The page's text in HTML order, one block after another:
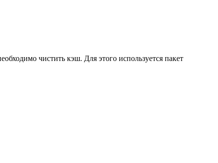
чистить кэш. Для этого используется пакет